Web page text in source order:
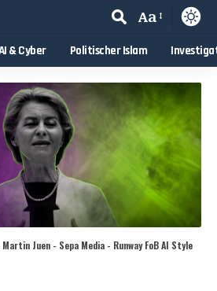
Aa
& Cyber Politischer Islam
Juen - Sepa Media - Runway FoB AI Style